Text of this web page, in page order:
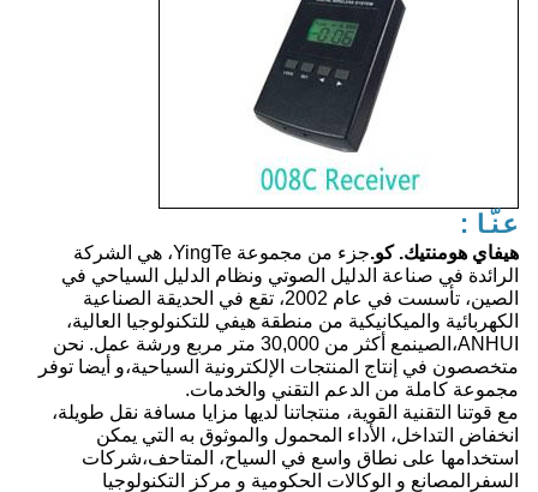
عنّا:
هيفاي هومنتيك. كو.
جزء من مجموعة YingTe، هي الشركة
الرائدة في صناعة الدليل الصوتي ونظام الدليل السياحي في
الصين، تأسست في عام 2002، تقع في الحديقة الصناعية
الكهربائية والميكانيكية من منطقة هيفي للتكنولوجيا العالية،
ANHUI،الصينمع أكثر من 30,000 متر مربع ورشة عمل. نحن
متخصصون في إنتاج المنتجات الإلكترونية السياحية،و أيضا توفر
مجموعة كاملة من الدعم التقني والخدمات.
مع قوتنا التقنية القوية، منتجاتنا لديها مزايا مسافة نقل طويلة،
انخفاض التداخل، الأداء المحمول والموثوق به التي يمكن
استخدامها على نطاق واسع في السياح، المتاحف،شركات
السفرالمصانع و الوكالات الحكومية و مركز التكنولوجيا